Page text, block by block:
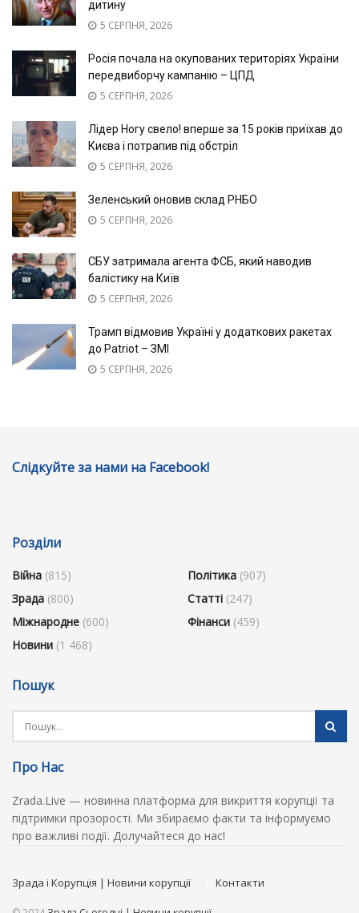
дитину
5 СЕРПНЯ, 2026
Росія почала на окупованих територіях України
передвиборчу кампанію – ЦПД
5 СЕРПНЯ, 2026
Лідер Ногу свело! вперше за 15 років приїхав до
Києва і потрапив під обстріл
5 СЕРПНЯ, 2026
Зеленський оновив склад РНБО
5 СЕРПНЯ, 2026
СБУ затримала агента ФСБ, який наводив
балістику на Київ
5 СЕРПНЯ, 2026
Трамп відмовив Україні у додаткових ракетах
до Patriot – ЗМІ
5 СЕРПНЯ, 2026
Слідкуйте за нами на Facebook!
Розділи
Війна (815)
Зрада (800)
Міжнародне (600)
Новини (1 468)
Політика (907)
Статті (247)
Фінанси (459)
Пошук
Про Нас
Zrada.Live — новинна платформа для викриття корупції та
підтримки прозорості. Ми збираємо факти та інформуємо
про важливі події. Долучайтеся до нас!
Зрада і Корупція | Новини корупції Контакти